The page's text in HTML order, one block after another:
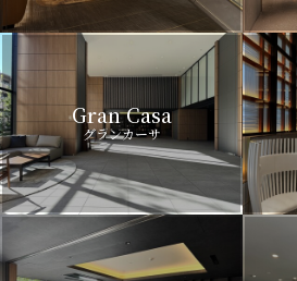
Gran Casa
グランカーサ